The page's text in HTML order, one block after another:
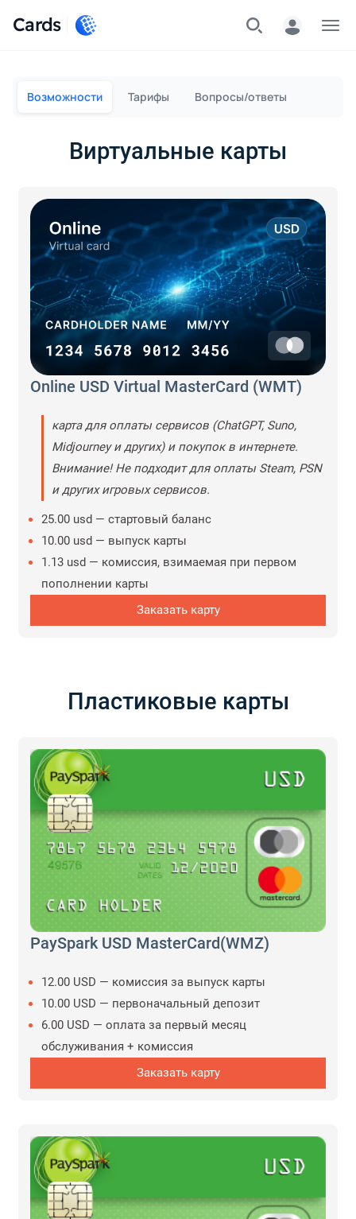
Cards
Возможности Тарифы Вопросы/ответы
Виртуальные карты
Online USD Virtual MasterCard (WMT)
карта для оплаты сервисов (ChatGPT, Suno,
Midjourney и других) и покупок в интернете.
Внимание! Не подходит для оплаты Steam, PSN
и других игровых сервисов.
25.00 usd — cтартовый баланс
10.00 usd — выпуск карты
1.13 usd — комиссия, взимаемая при первом
пополнении карты
Заказать карту
Пластиковые карты
PaySpark USD MasterCard(WMZ)
12.00 USD — комиссия за выпуск карты
10.00 USD — первоначальный депозит
6.00 USD — оплата за первый месяц
обслуживания + комиссия
Заказать карту